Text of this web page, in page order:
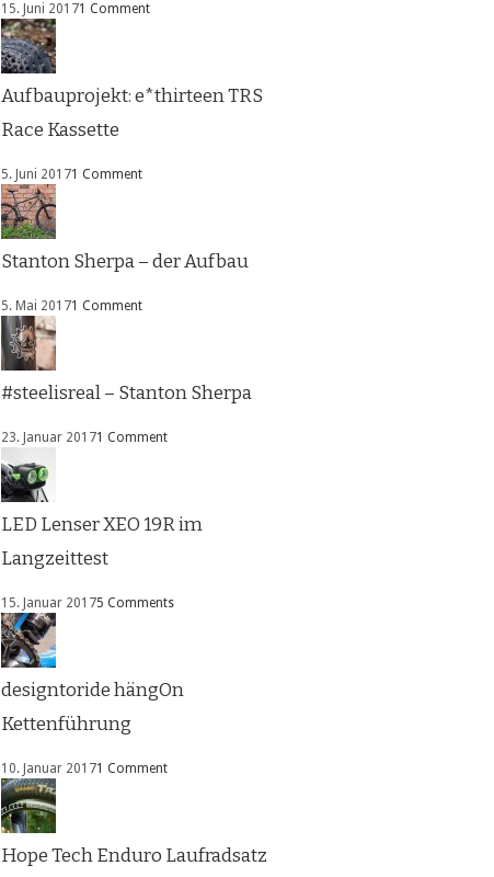
15. Juni 20171 Comment
Aufbauprojekt: e*thirteen TRS
Race Kassette
5. Juni 20171 Comment
Stanton Sherpa – der Aufbau
5. Mai 20171 Comment
#steelisreal – Stanton Sherpa
23. Januar 20171 Comment
LED Lenser XEO 19R im
Langzeittest
15. Januar 20175 Comments
designtoride hängOn
Kettenführung
10. Januar 20171 Comment
Hope Tech Enduro Laufradsatz